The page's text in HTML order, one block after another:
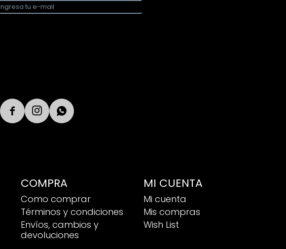
COMPRA
Como comprar
Términos y condiciones
Envíos, cambios y
devoluciones
MI CUENTA
Mi cuenta
Mis compras
Wish List
  